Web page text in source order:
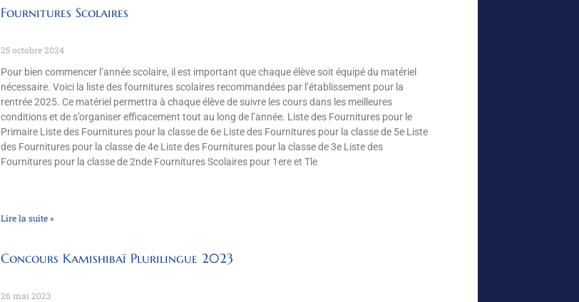
Fournitures Scolaires
25 octobre 2024
Pour bien commencer l’année scolaire, il est important que chaque élève soit équipé du matériel
nécessaire. Voici la liste des fournitures scolaires recommandées par l’établissement pour la
rentrée 2025. Ce matériel permettra à chaque élève de suivre les cours dans les meilleures
conditions et de s’organiser efficacement tout au long de l’année. Liste des Fournitures pour le
Primaire Liste des Fournitures pour la classe de 6e Liste des Fournitures pour la classe de 5e Liste
des Fournitures pour la classe de 4e Liste des Fournitures pour la classe de 3e Liste des
Fournitures pour la classe de 2nde Fournitures Scolaires pour 1ere et Tle
Lire la suite »
Concours Kamishibaï Plurilingue 2023
26 mai 2023